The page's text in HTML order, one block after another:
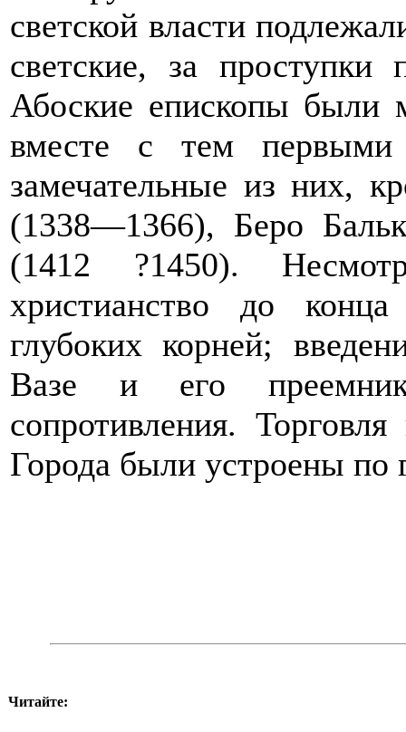
светской власти
светские, за проступки
Абоские епископы были
вместе с тем первыми
замечательные из них,
(1338—1366), Беро
(1412 ?1450).
христианство до
глубоких корней;
Вазе и его
сопротивления.
Города были устроены по
Читайте: